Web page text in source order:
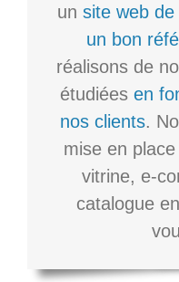
un site web de
un bon
réalisons de
étudiées en
nos clients.
mise en
vitrine, e-
catalogue